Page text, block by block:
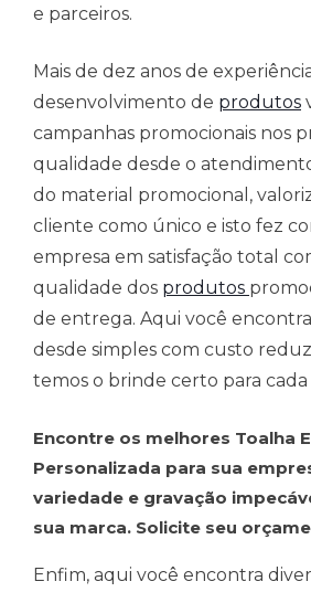
e parceiros.
Mais de dez anos de
desenvolvimento de produtos
campanhas promocionais nos
qualidade desde o
do material promocional,
cliente como único e isto fez
empresa em satisfação total
qualidade dos produtos
de entrega. Aqui você
desde simples com custo
temos o brinde certo para cada
Encontre os melhores Toalha
Personalizada para sua
variedade e gravação
sua marca. Solicite seu
Enfim, aqui você encontra